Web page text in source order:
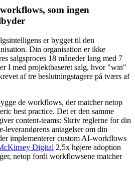
som ingen
er bygget til den
Din organisation er ikke
salgsproces 18 måneder lang med 7
I med projektbaseret salg, hvor "win"
af tre beslutningstagere på tværs af
de workflows, der matcher netop
best practice. Det er den samme
content-teams: Skriv reglerne for din
antagelser om din
implementerer custom AI-workflows
Digital 2,5x højere adoption
netop fordi workflowsene matcher